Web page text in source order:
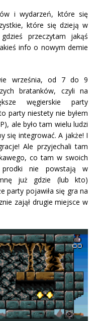
i wydarzeń, które się
które się dzieją w
przeczytam jakąś
info o nowym demie
września, od 7 do 9
bratanków, czyli na
węgierskie party
party niestety nie byłem
ale było tam wielu ludzi
się integrować. A jakże! I
Ale przyjechali tam
co tam w swoich
nie powstają w
już gdzie (lub kto)
party pojawiła się gra na
zajął drugie miejsce w